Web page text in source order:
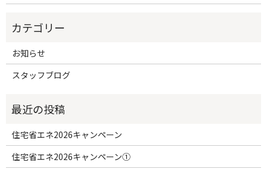
お知らせ
スタッフブログ
住宅省エネ2026キャンペーン
住宅省エネ2026キャンペーン①